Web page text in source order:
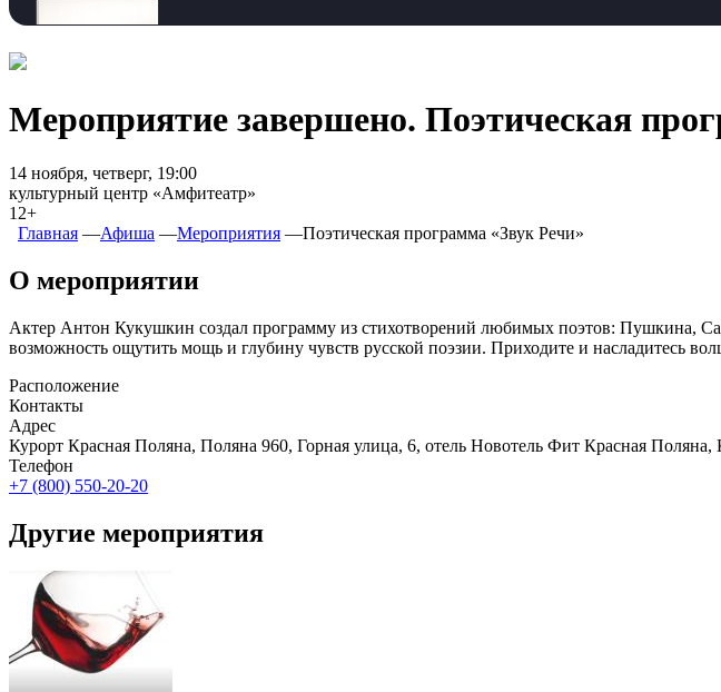
Мероприятие завершено. Поэтическая
14 ноября, четверг, 19:00
культурный центр «Амфитеатр»
12+
Главная ―Афиша ―Мероприятия ―Поэтическая программа «Звук Речи»
О мероприятии
Актер Антон Кукушкин создал программу из стихотворений любимых поэтов: Пушкина,
возможность ощутить мощь и глубину чувств русской поэзии. Приходите и насладитесь
Расположение
Контакты
Адрес
Курорт Красная Поляна, Поляна 960, Горная улица, 6, отель Новотель Фит Красная
Телефон
+7 (800) 550-20-20
Другие мероприятия